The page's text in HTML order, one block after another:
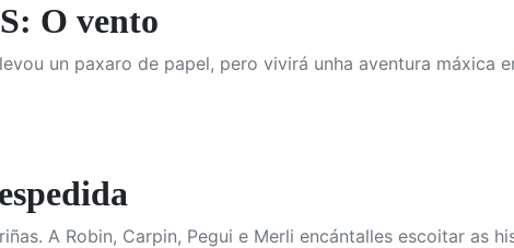
O vento
un paxaro de papel, pero vivirá unha aventura máxica
A Robin, Carpin, Pegui e Merli encántalles escoitar as